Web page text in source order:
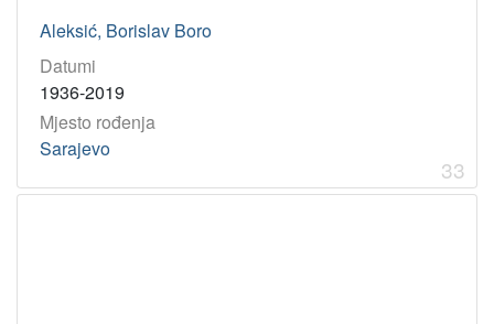
Aleksić, Borislav Boro
Datumi
1936-2019
Mjesto rođenja
Sarajevo
33